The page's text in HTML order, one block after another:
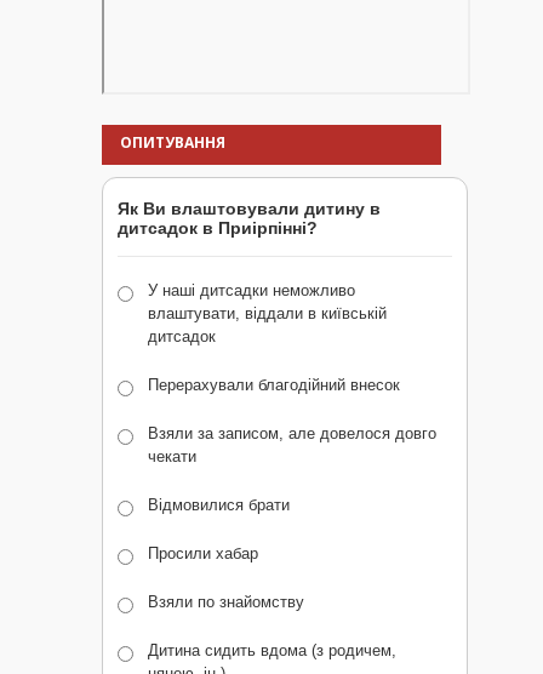
ОПИТУВАННЯ
Як Ви влаштовували дитину в
дитсадок в Приірпінні?
У наші дитсадки неможливо
влаштувати, віддали в київській
дитсадок
Перерахували благодійний внесок
Взяли за записом, але довелося довго
чекати
Відмовилися брати
Просили хабар
Взяли по знайомству
Дитина сидить вдома (з родичем,